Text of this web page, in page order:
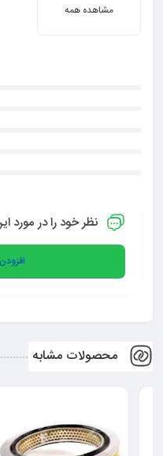
مشاهده همه
نظر خود را در
محصولات مشابه